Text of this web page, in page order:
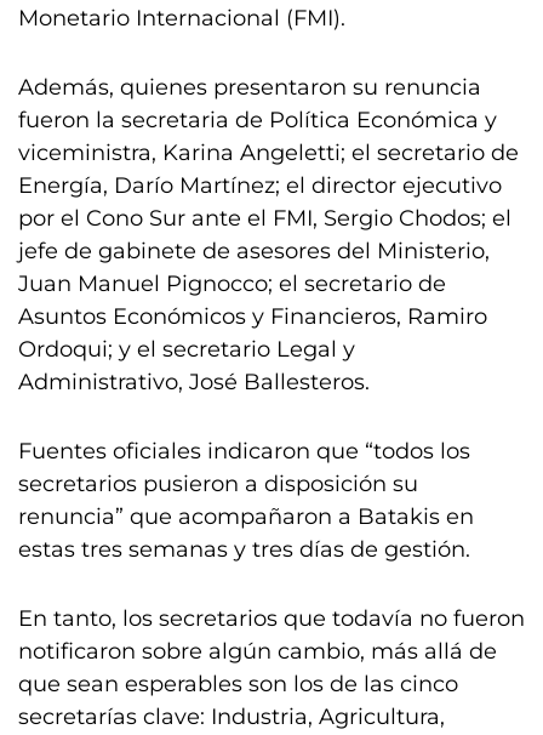
Monetario Internacional (FMI).
Además, quienes presentaron su renuncia
fueron la secretaria de Política Económica y
viceministra, Karina Angeletti; el secretario de
Energía, Darío Martínez; el director ejecutivo
por el Cono Sur ante el FMI, Sergio Chodos; el
jefe de gabinete de asesores del Ministerio,
Juan Manuel Pignocco; el secretario de
Asuntos Económicos y Financieros, Ramiro
Ordoqui; y el secretario Legal y
Administrativo, José Ballesteros.
Fuentes oficiales indicaron que “todos los
secretarios pusieron a disposición su
renuncia” que acompañaron a Batakis en
estas tres semanas y tres días de gestión.
En tanto, los secretarios que todavía no fueron
notificaron sobre algún cambio, más allá de
que sean esperables son los de las cinco
secretarías clave: Industria, Agricultura,